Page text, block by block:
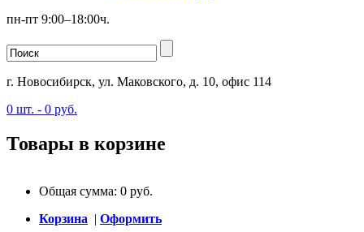
пн-пт 9:00–18:00ч.
г. Новосибирск, ул. Маковского, д. 10, офис 114
0 шт. - 0 руб.
Товары в корзине
Общая сумма: 0 руб.
Корзина | Оформить